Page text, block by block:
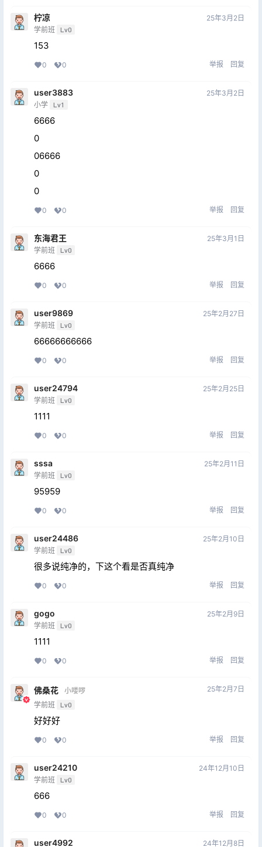
柠凉
学前班 Lv0
25年3月2日
153
0 0 举报 回复
user3883
小学 Lv1
25年3月2日
6666
0
06666
0
0
0 0 举报 回复
东海君王
学前班 Lv0
25年3月1日
6666
0 0 举报 回复
user9869
学前班 Lv0
25年2月27日
66666666666
0 0 举报 回复
user24794
学前班 Lv0
25年2月25日
1111
0 0 举报 回复
sssa
学前班 Lv0
25年2月11日
95959
0 0 举报 回复
user24486
学前班 Lv0
25年2月10日
很多说纯净的，下这个看是否真纯净
0 0 举报 回复
gogo
学前班 Lv0
25年2月9日
1111
0 0 举报 回复
佛桑花
小喽啰
学前班 Lv0
25年2月7日
好好好
0 0 举报 回复
user24210
学前班 Lv0
24年12月10日
666
0 0 举报 回复
user4992 24年12月8日